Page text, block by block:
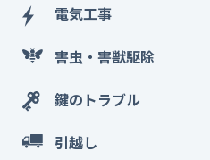
電気工事
害虫・害獣駆除
鍵のトラブル
引越し